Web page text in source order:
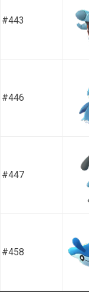
#443
#446
#447
#458